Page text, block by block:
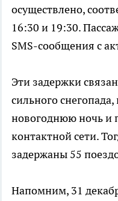
осуществлено,
16:30 и 19:30.
SMS-сообщения с
Эти задержки
сильного
новогоднюю ночь и
контактной сети.
задержаны 55
Напомним, 31